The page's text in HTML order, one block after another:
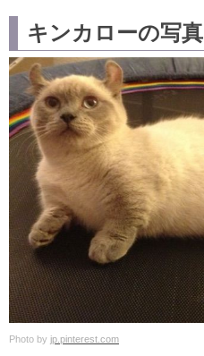
キンカローの写真
Photo by jp.pinterest.com